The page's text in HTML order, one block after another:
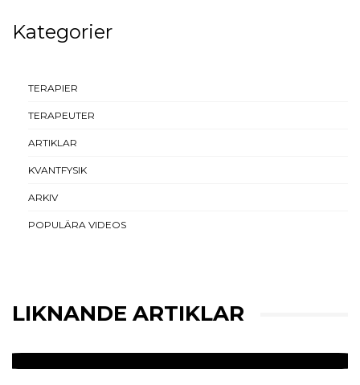
Kategorier
TERAPIER
TERAPEUTER
ARTIKLAR
KVANTFYSIK
ARKIV
POPULÄRA VIDEOS
LIKNANDE ARTIKLAR